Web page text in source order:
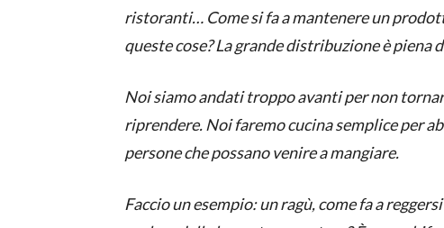
ristoranti… Come si fa a mantenere un
queste cose? La grande distribuzione è piena
Noi siamo andati troppo avanti per non
riprendere. Noi faremo cucina semplice per
persone che possano venire a mangiare.
Faccio un esempio: un ragù, come fa a